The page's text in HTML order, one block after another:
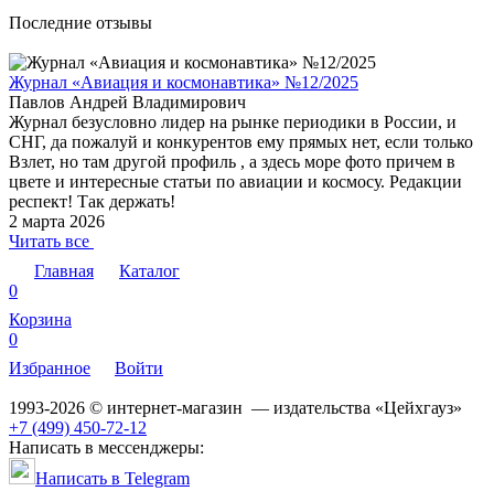
Последние отзывы
Журнал «Авиация и космонавтика» №12/2025
Павлов Андрей Владимирович
Журнал безусловно лидер на рынке периодики в России, и
СНГ, да пожалуй и конкурентов ему прямых нет, если только
Взлет, но там другой профиль , а здесь море фото причем в
цвете и интересные статьи по авиации и космосу. Редакции
респект! Так держать!
2 марта 2026
Читать все
Главная
Каталог
0
Корзина
0
Избранное
Войти
1993-2026 © интернет-магазин — издательства «Цейхгауз»
+7 (499) 450-72-12
Написать в мессенджеры:
Написать в Telegram